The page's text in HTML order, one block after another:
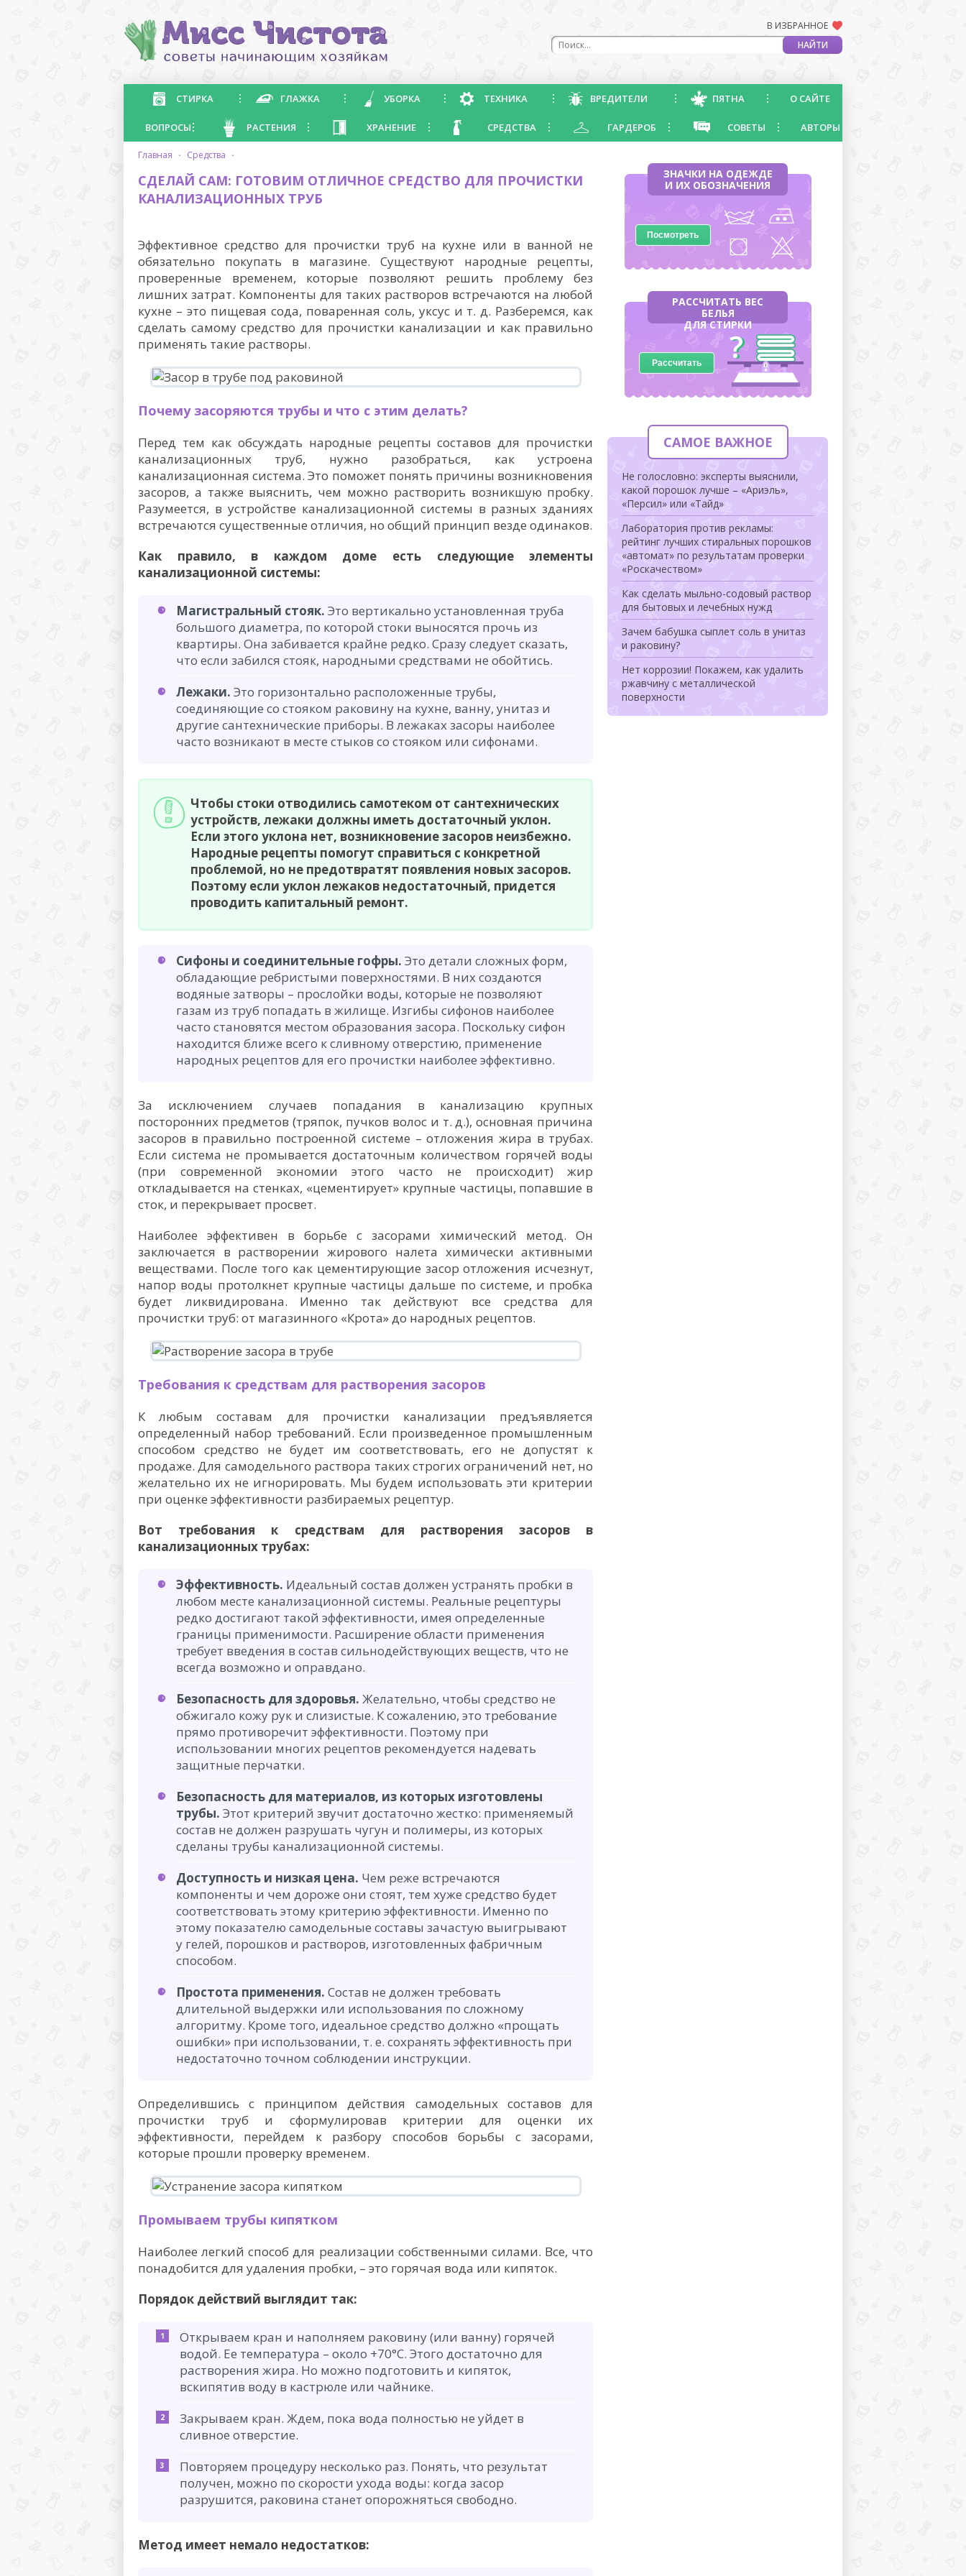
В ИЗБРАННОЕ
СТИРКА ГЛАЖКА УБОРКА ТЕХНИКА ВРЕДИТЕЛИ ПЯТНА О САЙТЕ
ВОПРОСЫ РАСТЕНИЯ ХРАНЕНИЕ СРЕДСТВА ГАРДЕРОБ СОВЕТЫ АВТОРЫ
главная · средства ·
СДЕЛАЙ САМ: ГОТОВИМ ОТЛИЧНОЕ СРЕДСТВО ДЛЯ ПРОЧИСТКИ
КАНАЛИЗАЦИОННЫХ ТРУБ
Эффективное средство для прочистки труб на кухне или в ванной не
обязательно покупать в магазине. Существуют народные рецепты,
проверенные временем, которые позволяют решить проблему без
лишних затрат. Компоненты для таких растворов встречаются на любой
кухне – это пищевая сода, поваренная соль, уксус и т. д. Разберемся, как
сделать самому средство для прочистки канализации и как правильно
применять такие растворы.
Почему засоряются трубы и что с этим делать?
Перед тем как обсуждать народные рецепты составов для прочистки
канализационных труб, нужно разобраться, как устроена
канализационная система. Это поможет понять причины возникновения
засоров, а также выяснить, чем можно растворить возникшую пробку.
Разумеется, в устройстве канализационной системы в разных зданиях
встречаются существенные отличия, но общий принцип везде одинаков.
Как правило, в каждом доме есть следующие элементы
канализационной системы:
Магистральный стояк. Это вертикально установленная труба
большого диаметра, по которой стоки выносятся прочь из
квартиры. Она забивается крайне редко. Сразу следует сказать,
что если забился стояк, народными средствами не обойтись.
Лежаки. Это горизонтально расположенные трубы,
соединяющие со стояком раковину на кухне, ванну, унитаз и
другие сантехнические приборы. В лежаках засоры наиболее
часто возникают в месте стыков со стояком или сифонами.
Чтобы стоки отводились самотеком от сантехнических
устройств, лежаки должны иметь достаточный уклон.
Если этого уклона нет, возникновение засоров неизбежно.
Народные рецепты помогут справиться с конкретной
проблемой, но не предотвратят появления новых засоров.
Поэтому если уклон лежаков недостаточный, придется
проводить капитальный ремонт.
Сифоны и соединительные гофры. Это детали сложных форм,
обладающие ребристыми поверхностями. В них создаются
водяные затворы – прослойки воды, которые не позволяют
газам из труб попадать в жилище. Изгибы сифонов наиболее
часто становятся местом образования засора. Поскольку сифон
находится ближе всего к сливному отверстию, применение
народных рецептов для его прочистки наиболее эффективно.
За исключением случаев попадания в канализацию крупных
посторонних предметов (тряпок, пучков волос и т. д.), основная причина
засоров в правильно построенной системе – отложения жира в трубах.
Если система не промывается достаточным количеством горячей воды
(при современной экономии этого часто не происходит) жир
откладывается на стенках, «цементирует» крупные частицы, попавшие в
сток, и перекрывает просвет.
Наиболее эффективен в борьбе с засорами химический метод. Он
заключается в растворении жирового налета химически активными
веществами. После того как цементирующие засор отложения исчезнут,
напор воды протолкнет крупные частицы дальше по системе, и пробка
будет ликвидирована. Именно так действуют все средства для
прочистки труб: от магазинного «Крота» до народных рецептов.
Требования к средствам для растворения засоров
К любым составам для прочистки канализации предъявляется
определенный набор требований. Если произведенное промышленным
способом средство не будет им соответствовать, его не допустят к
продаже. Для самодельного раствора таких строгих ограничений нет, но
желательно их не игнорировать. Мы будем использовать эти критерии
при оценке эффективности разбираемых рецептур.
Вот требования к средствам для растворения засоров в
канализационных трубах:
Эффективность. Идеальный состав должен устранять пробки в
любом месте канализационной системы. Реальные рецептуры
редко достигают такой эффективности, имея определенные
границы применимости. Расширение области применения
требует введения в состав сильнодействующих веществ, что не
всегда возможно и оправдано.
Безопасность для здоровья. Желательно, чтобы средство не
обжигало кожу рук и слизистые. К сожалению, это требование
прямо противоречит эффективности. Поэтому при
использовании многих рецептов рекомендуется надевать
защитные перчатки.
Безопасность для материалов, из которых изготовлены
трубы. Этот критерий звучит достаточно жестко: применяемый
состав не должен разрушать чугун и полимеры, из которых
сделаны трубы канализационной системы.
Доступность и низкая цена. Чем реже встречаются
компоненты и чем дороже они стоят, тем хуже средство будет
соответствовать этому критерию эффективности. Именно по
этому показателю самодельные составы зачастую выигрывают
у гелей, порошков и растворов, изготовленных фабричным
способом.
Простота применения. Состав не должен требовать
длительной выдержки или использования по сложному
алгоритму. Кроме того, идеальное средство должно «прощать
ошибки» при использовании, т. е. сохранять эффективность при
недостаточно точном соблюдении инструкции.
Определившись с принципом действия самодельных составов для
прочистки труб и сформулировав критерии для оценки их
эффективности, перейдем к разбору способов борьбы с засорами,
которые прошли проверку временем.
Промываем трубы кипятком
Наиболее легкий способ для реализации собственными силами. Все, что
понадобится для удаления пробки, – это горячая вода или кипяток.
Порядок действий выглядит так:
Открываем кран и наполняем раковину (или ванну) горячей
водой. Ее температура – около +70°С. Этого достаточно для
растворения жира. Но можно подготовить и кипяток,
вскипятив воду в кастрюле или чайнике.
Закрываем кран. Ждем, пока вода полностью не уйдет в
сливное отверстие.
Повторяем процедуру несколько раз. Понять, что результат
получен, можно по скорости ухода воды: когда засор
разрушится, раковина станет опорожняться свободно.
Метод имеет немало недостатков:
ЗНАЧКИ НА ОДЕЖДЕ
И ИХ ОБОЗНАЧЕНИЯ
Посмотреть
РАССЧИТАТЬ ВЕС
БЕЛЬЯ
ДЛЯ СТИРКИ
Рассчитать
САМОЕ ВАЖНОЕ
Не голословно: эксперты выяснили,
какой порошок лучше – «Ариэль»,
«Персил» или «Тайд»
Лаборатория против рекламы:
рейтинг лучших стиральных порошков
«автомат» по результатам проверки
«Роскачеством»
Как сделать мыльно-содовый раствор
для бытовых и лечебных нужд
Зачем бабушка сыплет соль в унитаз
и раковину?
Нет коррозии! Покажем, как удалить
ржавчину с металлической
поверхности